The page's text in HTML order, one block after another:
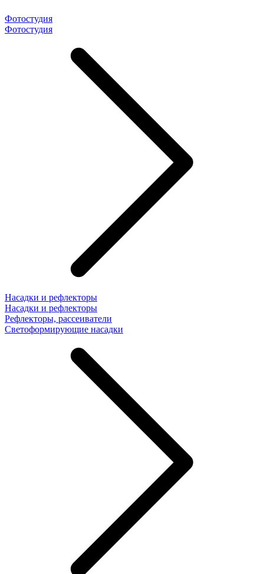
Фотостудия
Фотостудия
Насадки и рефлекторы
Насадки и рефлекторы
Рефлекторы, рассеиватели
Светоформирующие насадки